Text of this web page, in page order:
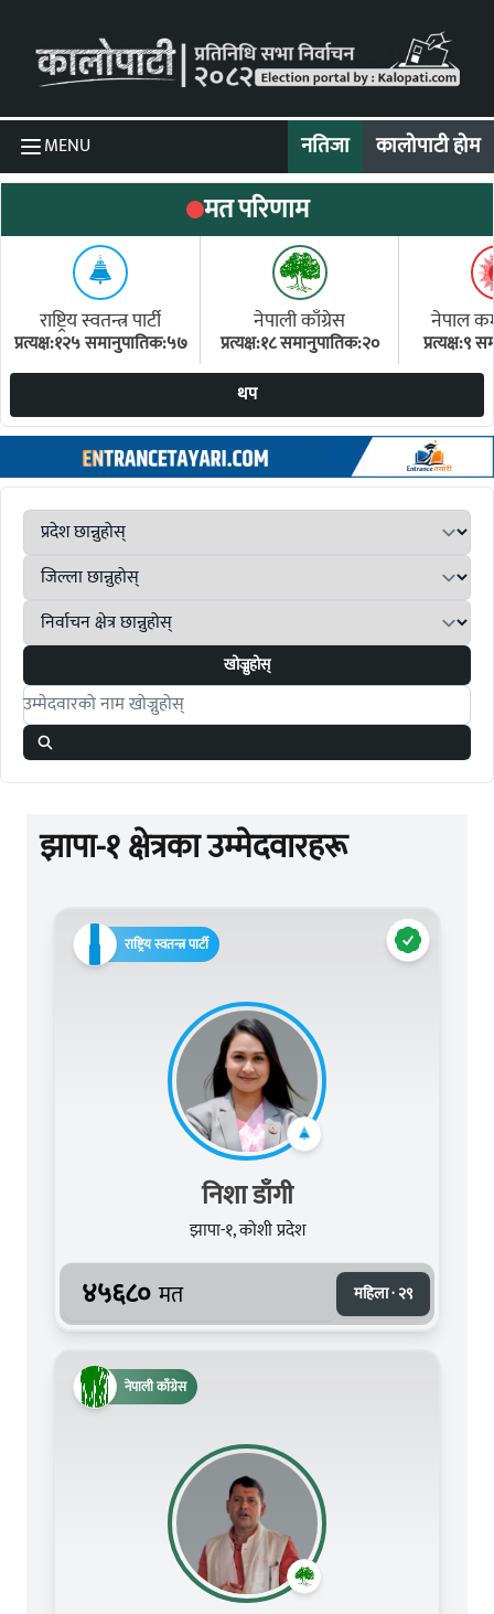
MENU नतिजा कालोपाटी होम
मत परिणाम
राष्ट्रिय स्वतन्त्र पार्टी
प्रत्यक्ष:१२५ समानुपातिक:५७
नेपाली काँग्रेस
प्रत्यक्ष:१८ समानुपातिक:२०
नेपाल
प्रत्यक्ष:९
थप
खोज्नुहोस्
Search candidates
झापा-१ क्षेत्रका उम्मेदवारहरू
राष्ट्रिय स्वतन्त्र पार्टी
निशा डाँगी
झापा-१, कोशी प्रदेश
४५६८० मत महिला · २९
नेपाली काँग्रेस